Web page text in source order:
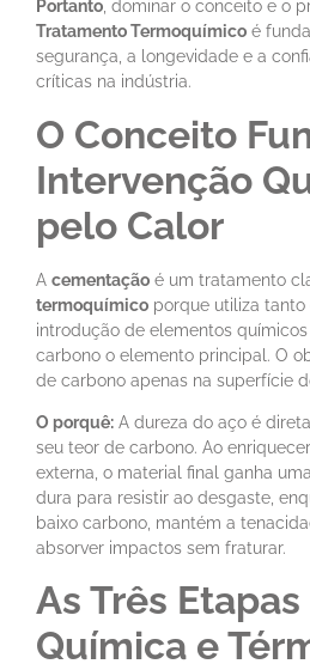
Portanto, dominar o conceito e o
Tratamento Termoquímico é
segurança, a longevidade e a
críticas na indústria.
O Conceito
Intervenção
pelo Calor
A cementação é um tratamento
termoquímico porque utiliza tanto
introdução de elementos químicos
carbono o elemento principal. O
de carbono apenas na superfície
O porquê: A dureza do aço é
seu teor de carbono. Ao
externa, o material final ganha
dura para resistir ao desgaste,
baixo carbono, mantém a
absorver impactos sem fraturar.
As Três
Química e